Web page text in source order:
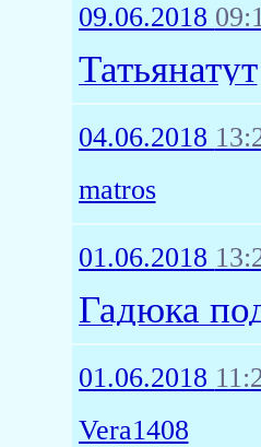
09.06.2018
Татьянатут
04.06.2018
matros
01.06.2018
01.06.2018
Vera1408